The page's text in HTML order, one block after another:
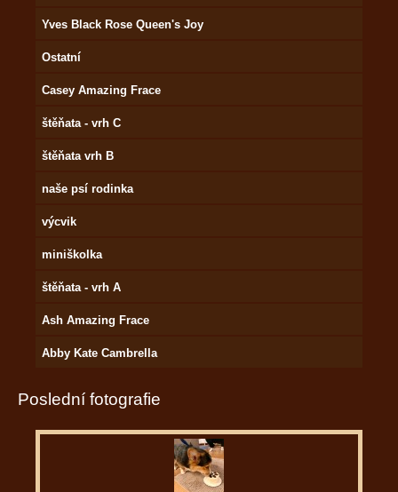
Yves Black Rose Queen's Joy
Ostatní
Casey Amazing Frace
štěňata - vrh C
štěňata vrh B
naše psí rodinka
výcvik
miniškolka
štěňata - vrh A
Ash Amazing Frace
Abby Kate Cambrella
Poslední fotografie